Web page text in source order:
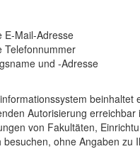
E-Mail-Adresse
Telefonnummer
und -Adresse
beinhaltet
Autorisierung
von Fakultäten,
besuchen, ohne Angaben zu